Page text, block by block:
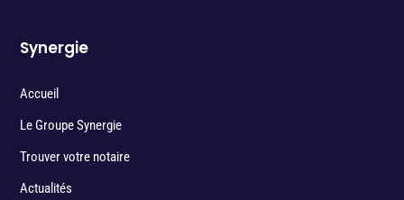
Synergie
Accueil
Le Groupe Synergie
Trouver votre notaire
Actualités